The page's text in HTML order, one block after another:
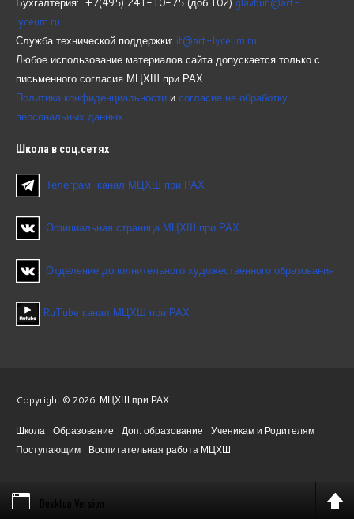
lyceum.ru
Служба технической поддержки: it@art-lyceum.ru
Любое использование материалов сайта допускается только с
письменного согласия МЦХШ при РАХ.
Политика конфиденциальности и согласие на обработку
персональных данных
Школа в соц.сетях
Телеграм-канал МЦХШ при РАХ
Официальная страница МЦХШ при РАХ
Отделение дополнительного художественного образования
RuTube канал МЦХШ при РАХ
Copyright © 2026. МЦХШ при РАХ.
Школа Образование Доп. образование
Ученикам и Родителям
Поступающим
Воспитательная работа МЦХШ
Desktop Version